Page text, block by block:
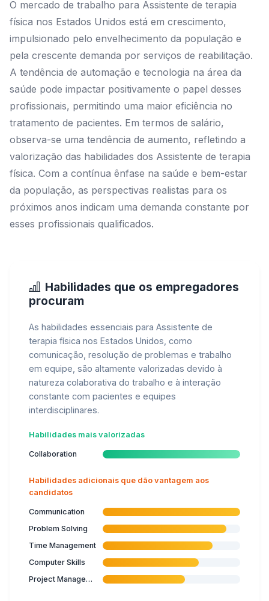
O mercado de trabalho para Assistente de terapia
física nos Estados Unidos está em crescimento,
impulsionado pelo envelhecimento da população e
pela crescente demanda por serviços de reabilitação.
A tendência de automação e tecnologia na área da
saúde pode impactar positivamente o papel desses
profissionais, permitindo uma maior eficiência no
tratamento de pacientes. Em termos de salário,
observa-se uma tendência de aumento, refletindo a
valorização das habilidades dos Assistente de terapia
física. Com a contínua ênfase na saúde e bem-estar
da população, as perspectivas realistas para os
próximos anos indicam uma demanda constante por
esses profissionais qualificados.
Habilidades que os empregadores
procuram
As habilidades essenciais para Assistente de
terapia física nos Estados Unidos, como
comunicação, resolução de problemas e trabalho
em equipe, são altamente valorizadas devido à
natureza colaborativa do trabalho e à interação
constante com pacientes e equipes
interdisciplinares.
Habilidades mais valorizadas
Collaboration
Habilidades adicionais que dão vantagem aos
candidatos
Communication
Problem Solving
Time Management
Computer Skills
Project Management